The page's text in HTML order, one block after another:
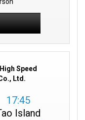
Speed
Ltd.
17:45
Island